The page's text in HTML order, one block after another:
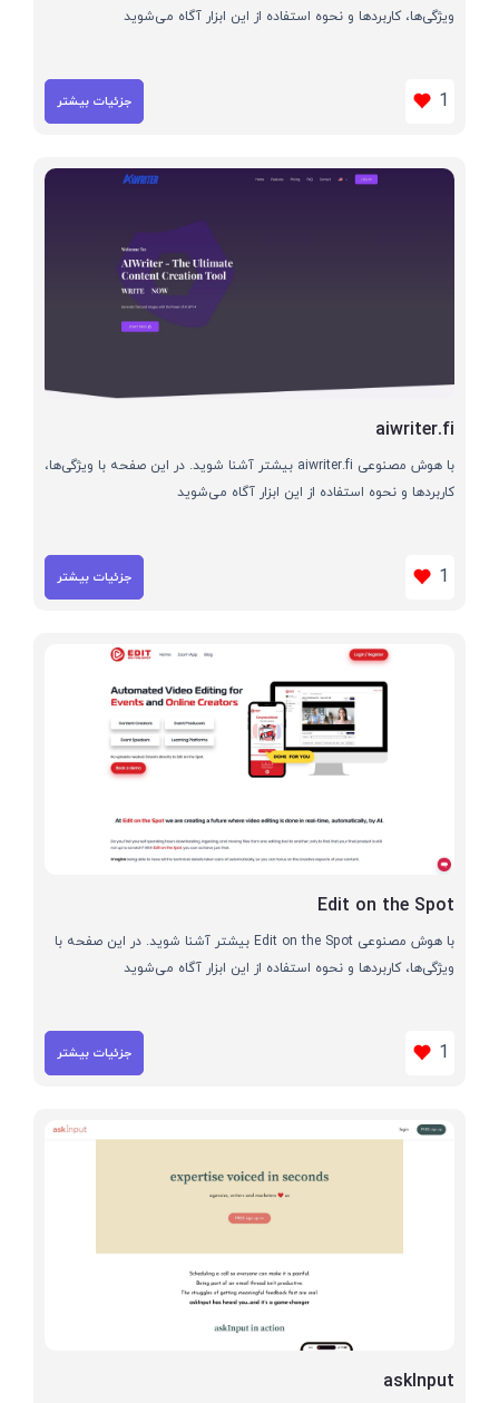
ویژگی‌ها، کاربردها و نحوه استفاده از این ابزار آگاه می‌شوید
1 جزئیات بیشتر
aiwriter.fi
با هوش مصنوعی aiwriter.fi بیشتر آشنا شوید. در این صفحه با ویژگی‌ها،
کاربردها و نحوه استفاده از این ابزار آگاه می‌شوید
1 جزئیات بیشتر
Edit on the Spot
با هوش مصنوعی Edit on the Spot بیشتر آشنا شوید. در این صفحه با
ویژگی‌ها، کاربردها و نحوه استفاده از این ابزار آگاه می‌شوید
1 جزئیات بیشتر
askInput